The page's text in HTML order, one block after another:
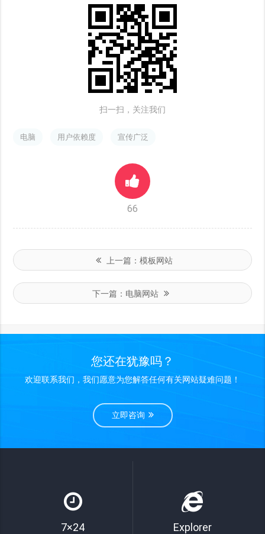
扫一扫，关注我们
电脑 用户依赖度 宣传广泛
66
上一篇： 模板网站
下一篇： 电脑网站
您还在犹豫吗？
欢迎联系我们，我们愿意为您解答任何有关网站疑难问题！
立即咨询
7×24 Explorer